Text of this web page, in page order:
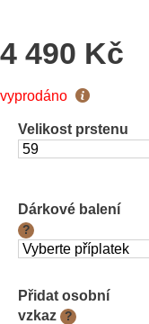
4 490 Kč
Měrná
vyprodáno
Velikost prstenu
Dárkové balení
?
Přidat osobní
vzkaz
?